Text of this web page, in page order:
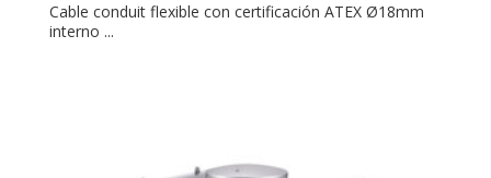
Cable conduit flexible con certificación ATEX Ø18mm
interno ...